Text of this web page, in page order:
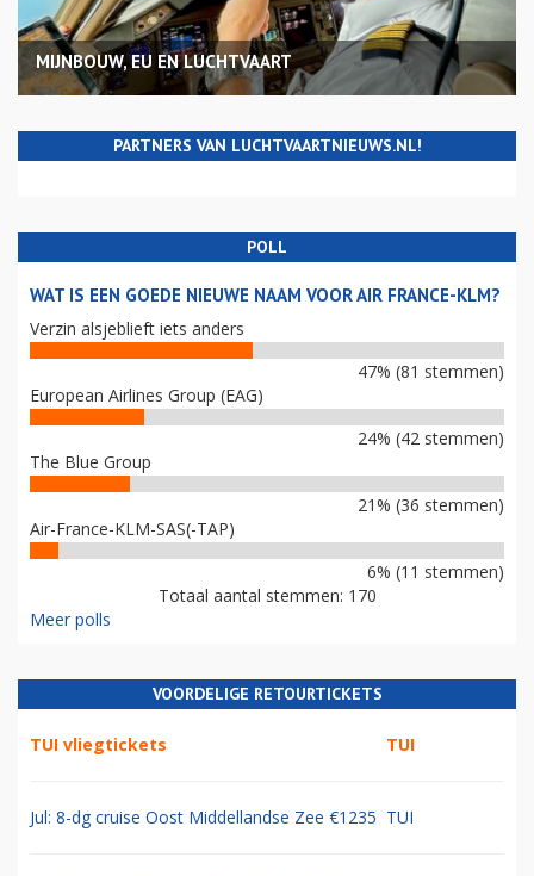
MIJNBOUW, EU EN LUCHTVAART
PARTNERS VAN LUCHTVAARTNIEUWS.NL!
POLL
WAT IS EEN GOEDE NIEUWE NAAM VOOR AIR FRANCE-KLM?
Verzin alsjeblieft iets anders
47% (81 stemmen)
European Airlines Group (EAG)
24% (42 stemmen)
The Blue Group
21% (36 stemmen)
Air-France-KLM-SAS(-TAP)
6% (11 stemmen)
Totaal aantal stemmen: 170
Meer polls
VOORDELIGE RETOURTICKETS
TUI vliegtickets TUI
Jul: 8-dg cruise Oost Middellandse Zee €1235 TUI